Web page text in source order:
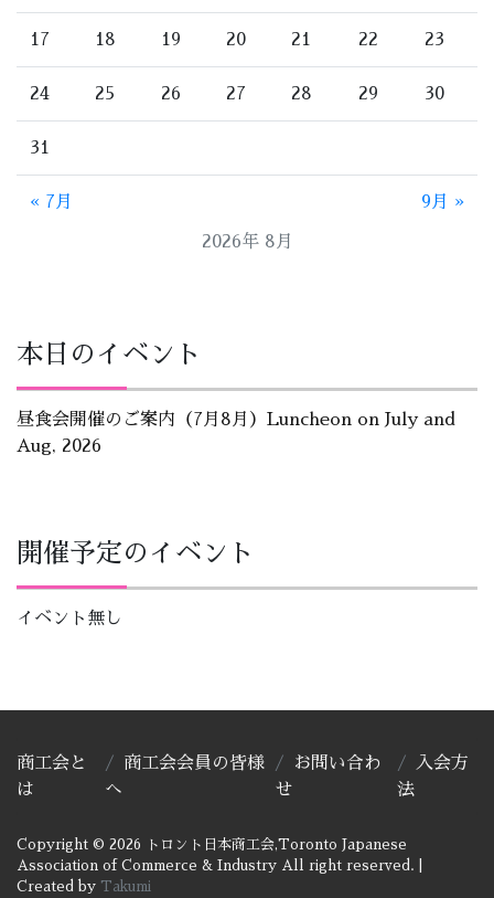
2026年 8月
17 18 19 20 21 22 23
24 25 26 27 28 29 30
31
« 7月 9月 »
本日のイベント
昼食会開催のご案内（7月8月）Luncheon on July and
Aug, 2026
開催予定のイベント
イベント無し
Copyright © 2026 トロント日本商工会,Toronto Japanese
Association of Commerce & Industry All right reserved.
Created by Takumi
商工会と
は
商工会会員の皆様
へ
お問い合わ
せ
入会方
法